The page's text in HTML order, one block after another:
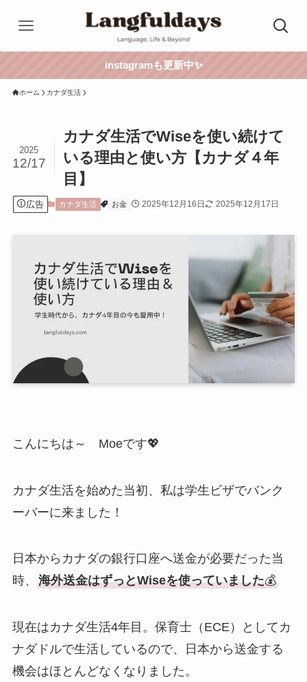
instagramも更新中✨
ホーム カナダ生活
カナダ生活でWiseを使い続けて
いる理由と使い方【カナダ４年
目】
2025
12/17
広告 カナダ生活 お金 2025年12月16日 2025年12月17日
こんにちは～ Moeです💖
カナダ生活を始めた当初、私は学生ビザでバンク
ーバーに来ました！
日本からカナダの銀行口座へ送金が必要だった当
時、 海外送金はずっとWiseを使っていました💰
現在はカナダ生活4年目。保育士（ECE）としてカ
ナダドルで生活しているので、日本から送金する
機会はほとんどなくなりました。